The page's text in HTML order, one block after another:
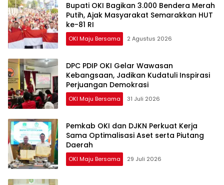
Bupati OKI Bagikan 3.000 Bendera Merah
Putih, Ajak Masyarakat Semarakkan HUT
ke-81 RI
OKI Maju Bersama 2 Agustus 2026
DPC PDIP OKI Gelar Wawasan
Kebangsaan, Jadikan Kudatuli Inspirasi
Perjuangan Demokrasi
OKI Maju Bersama 31 Juli 2026
Pemkab OKI dan DJKN Perkuat Kerja
Sama Optimalisasi Aset serta Piutang
Daerah
OKI Maju Bersama 29 Juli 2026